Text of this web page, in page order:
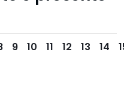
9 10 11 12 13 14